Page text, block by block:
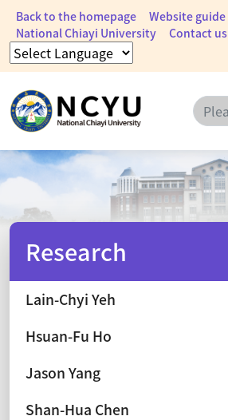
Back to the homepage
Website guide
National Chiayi University
Contact us
Research
Lain-Chyi Yeh
Hsuan-Fu Ho
Jason Yang
Shan-Hua Chen